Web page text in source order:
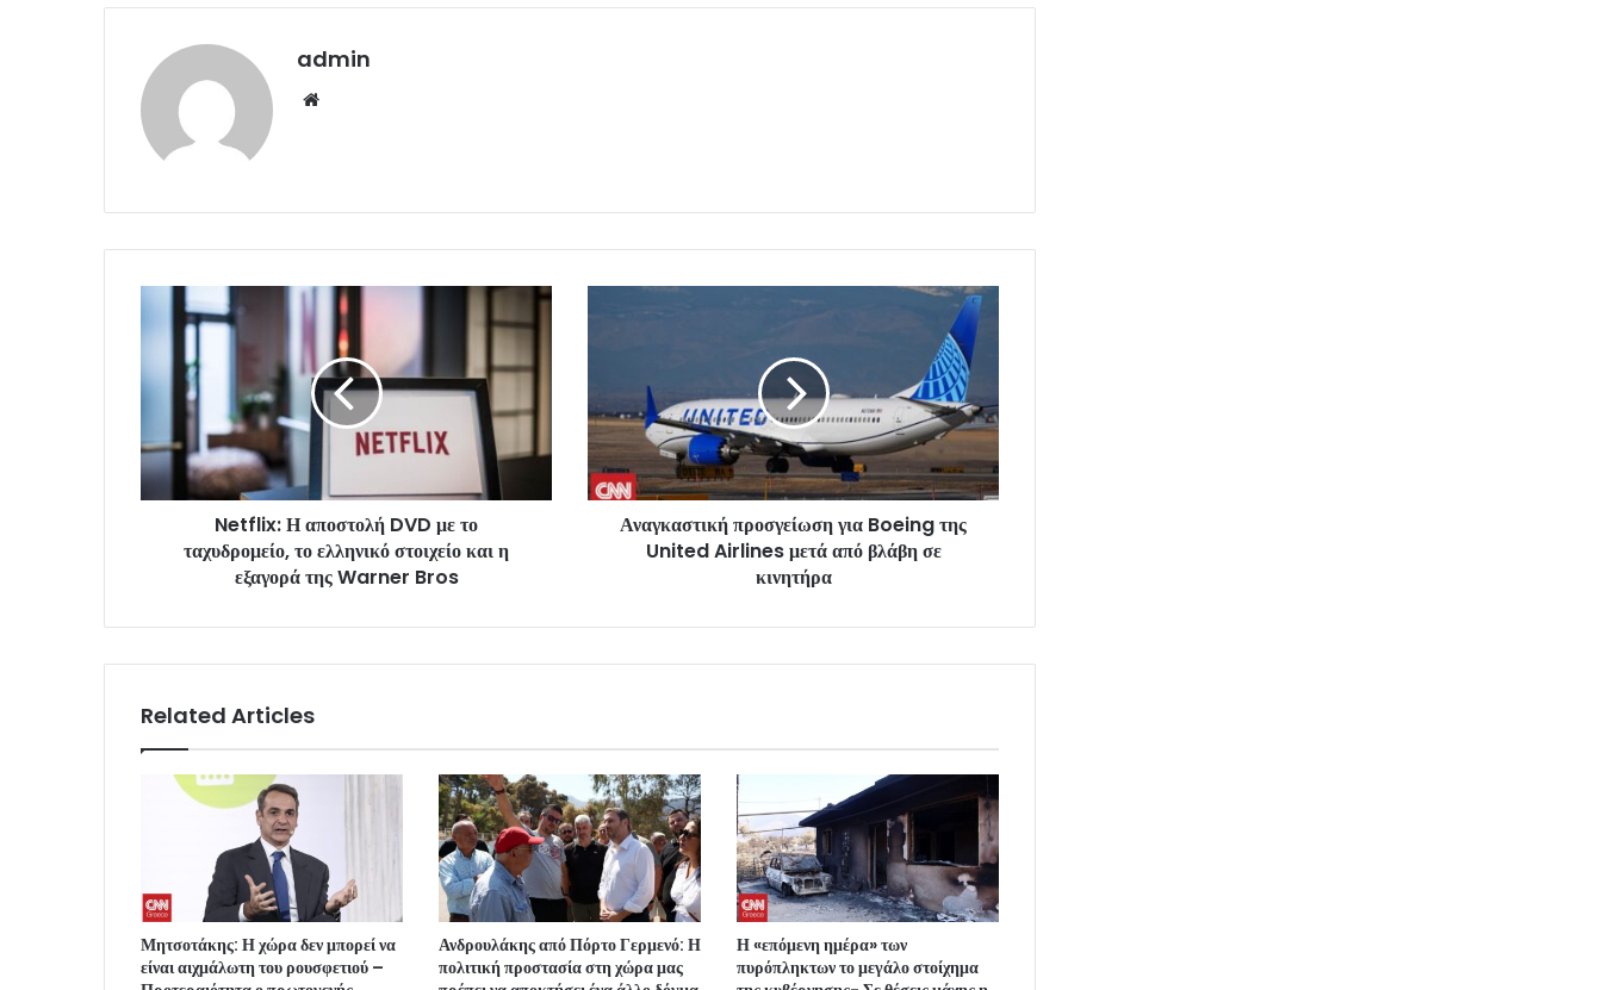
admin
Netflix: Η αποστολή DVD με το
ταχυδρομείο, το ελληνικό στοιχείο και η
εξαγορά της Warner Bros
Αναγκαστική προσγείωση για Boeing της
United Airlines μετά από βλάβη σε
κινητήρα
Related Articles
Μητσοτάκης: Η χώρα δεν μπορεί να
είναι αιχμάλωτη του ρουσφετιού –
Ανδρουλάκης από Πόρτο Γερμενό: Η
πολιτική προστασία στη χώρα μας
Η «επόμενη ημέρα» των
πυρόπληκτων το μεγάλο στοίχημα